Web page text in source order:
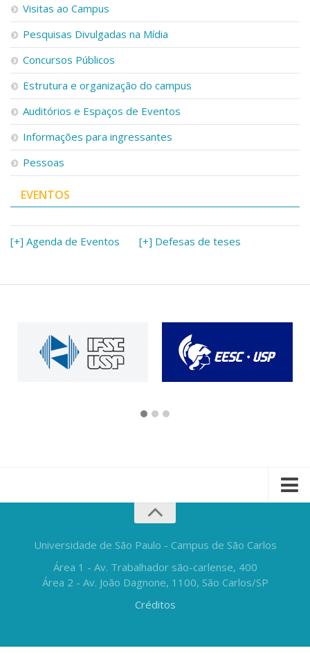
Visitas ao Campus
Pesquisas Divulgadas na Mídia
Concursos Públicos
Estrutura e organização do campus
Auditórios e Espaços de Eventos
Informações para ingressantes
Pessoas
EVENTOS
[+] Agenda de Eventos [+] Defesas de teses
Universidade de São Paulo - Campus de São Carlos
Área 1 - Av. Trabalhador são-carlense, 400
Área 2 - Av. João Dagnone, 1100, São Carlos/SP
Créditos